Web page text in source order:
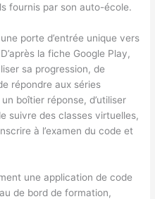
fournis par son auto-école.
porte d’entrée unique vers
la fiche Google Play,
sa progression, de
répondre aux séries
boîtier réponse, d’utiliser
suivre des classes virtuelles,
à l’examen du code et
une application de code
de bord de formation,